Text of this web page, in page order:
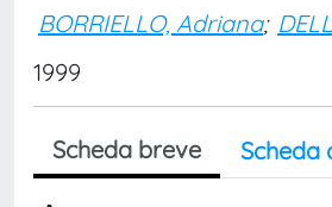
BORRIELLO, Adriana;
1999
Scheda breve Scheda